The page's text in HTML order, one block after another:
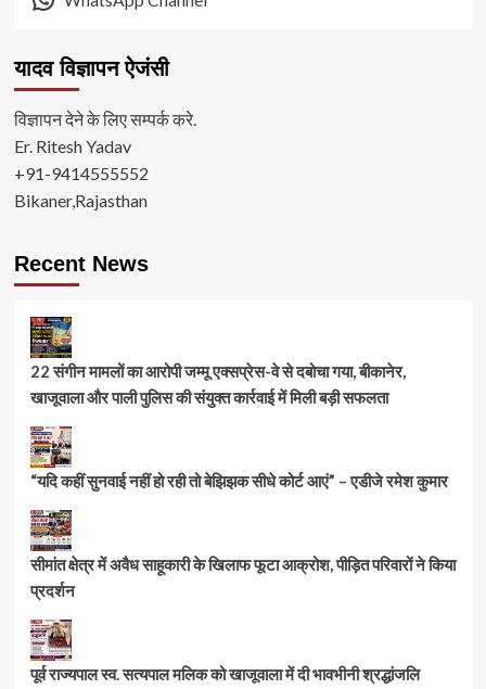
यादव विज्ञापन ऐजंसी
विज्ञापन देने के लिए सम्पर्क करे.
Er. Ritesh Yadav
+91-9414555552
Bikaner,Rajasthan
Recent News
22 संगीन मामलों का आरोपी जम्मू एक्सप्रेस-वे से दबोचा गया, बीकानेर,
खाजूवाला और पाली पुलिस की संयुक्त कार्रवाई में मिली बड़ी सफलता
“यदि कहीं सुनवाई नहीं हो रही तो बेझिझक सीधे कोर्ट आएं” – एडीजे रमेश कुमार
सीमांत क्षेत्र में अवैध साहूकारी के खिलाफ फूटा आक्रोश, पीड़ित परिवारों ने किया
प्रदर्शन
पूर्व राज्यपाल स्व. सत्यपाल मलिक को खाजूवाला में दी भावभीनी श्रद्धांजलि